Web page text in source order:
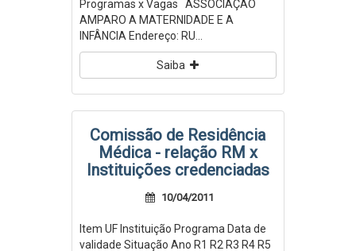
Programas x Vagas ASSOCIAÇÃO
AMPARO A MATERNIDADE E A
INFÂNCIA Endereço: RU...
Saiba
Comissão de Residência
Médica - relação RM x
Instituições credenciadas
10/04/2011
Item UF Instituição Programa Data de
validade Situação Ano R1 R2 R3 R4 R5